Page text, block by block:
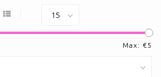
Max: €5